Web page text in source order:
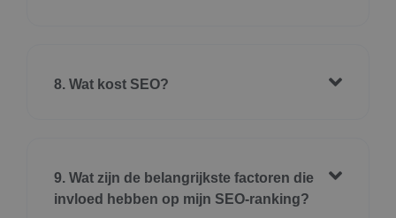
8. Wat kost SEO?
9. Wat zijn de belangrijkste factoren die
invloed hebben op mijn SEO-ranking?